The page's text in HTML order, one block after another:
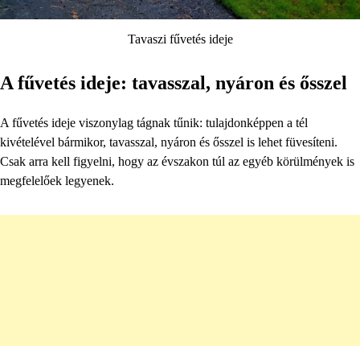
Tavaszi fűvetés ideje
A fűvetés ideje: tavasszal, nyáron és ősszel
A fűvetés ideje viszonylag tágnak tűnik: tulajdonképpen a tél
kivételével bármikor, tavasszal, nyáron és ősszel is lehet füvesíteni.
Csak arra kell figyelni, hogy az évszakon túl az egyéb körülmények is
megfelelőek legyenek.